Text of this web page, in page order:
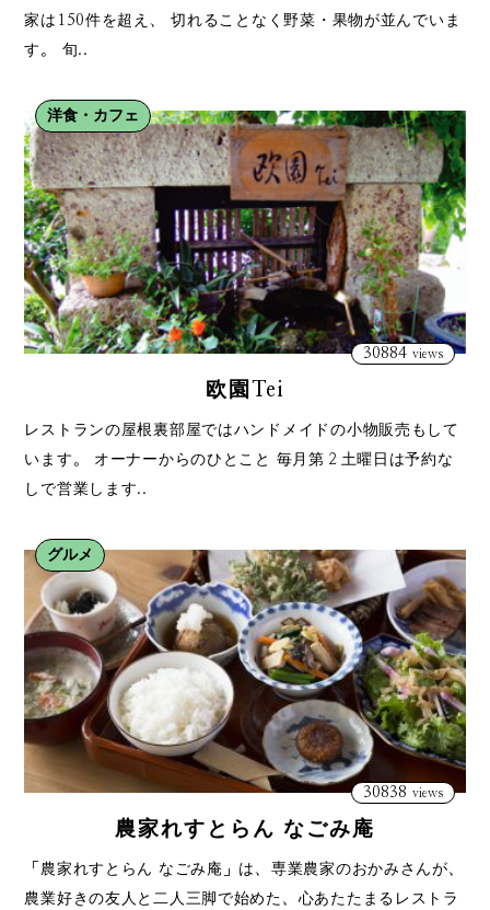
家は150件を超え、 切れることなく野菜・果物が並んでいま
す。 旬..
洋食・カフェ
30884 views
欧園Tei
レストランの屋根裏部屋ではハンドメイドの小物販売もして
います。 オーナーからのひとこと 毎月第２土曜日は予約な
しで営業します..
グルメ
30838 views
農家れすとらん なごみ庵
「農家れすとらん なごみ庵」は、専業農家のおかみさんが、
農業好きの友人と二人三脚で始めた、心あたたまるレストラ